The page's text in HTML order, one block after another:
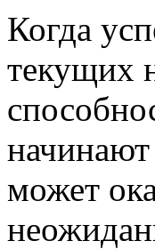
Когда
текущих
начинают
может